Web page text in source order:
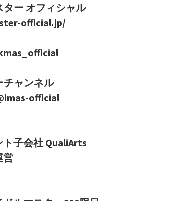
ー オフィシャル
official.jp/
ャンネル
official
子会社 QualiArts
営